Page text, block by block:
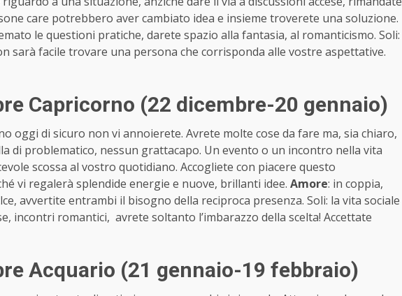
care potrebbero aver cambiato idea e insieme troverete una soluzione.
le questioni pratiche, darete spazio alla fantasia, al romanticismo. Soli:
sarà facile trovare una persona che corrisponda alle vostre aspettative.
Capricorno (22 dicembre-20 gennaio)
oggi di sicuro non vi annoierete. Avrete molte cose da fare ma, sia chiaro,
di problematico, nessun grattacapo. Un evento o un incontro nella vita
scossa al vostro quotidiano. Accogliete con piacere questo
vi regalerà splendide energie e nuove, brillanti idee. Amore: in coppia,
avvertite entrambi il bisogno della reciproca presenza. Soli: la vita sociale
incontri romantici, avrete soltanto l’imbarazzo della scelta! Accettate
Acquario (21 gennaio-19 febbraio)